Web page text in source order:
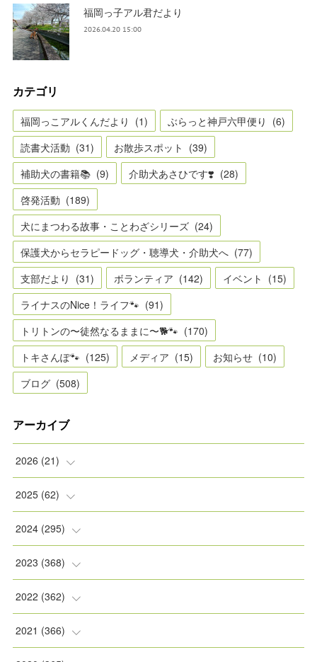
福岡っ子アル君だより
2026.04.20 15:00
カテゴリ
福岡っこアルくんだより (1) ぶらっと神戸六甲便り (6)
読書犬活動 (31) お散歩スポット (39)
補助犬の書籍📚 (9) 介助犬あさひです❣️ (28)
啓発活動 (189)
犬にまつわる故事・ことわざシリーズ (24)
保護犬からセラピードッグ・聴導犬・介助犬へ (77)
支部だより (31) ボランティア (142) イベント (15)
ライナスのNice！ライフ🐾 (91)
トリトンの〜徒然なるままに〜🐕🐾 (170)
トキさんぽ🐾 (125) メディア (15) お知らせ (10)
ブログ (508)
アーカイブ
2026 (21)
(2)
(2)
(2)
(5)
2025 (62)
(8)
(5)
(9)
(1)
2024 (295)
(8)
(11)
(11)
( 22)
2023 (368)
(31)
(30)
2022 (362)
(30)
2021 (366)